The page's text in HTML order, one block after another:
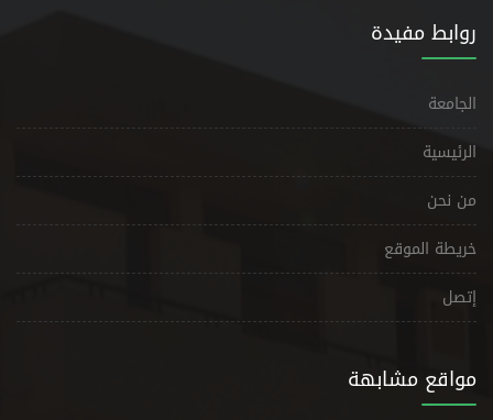
روابط مفيدة
الجامعة
الرئيسية
من نحن
خريطة الموقع
إتصل
مواقع مشابهة